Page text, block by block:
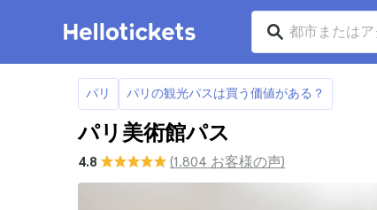
パリ パリの観光パスは買う価値がある？
パリ美術館パス
4.8 (1.804 お客様の声)